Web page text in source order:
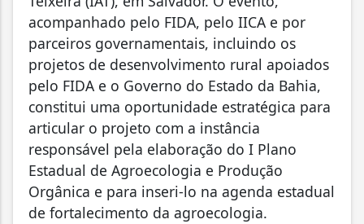
acompanhado pelo FIDA, pelo IICA e por
parceiros governamentais, incluindo os
projetos de desenvolvimento rural apoiados
pelo FIDA e o Governo do Estado da Bahia,
constitui uma oportunidade estratégica para
articular o projeto com a instância
responsável pela elaboração do I Plano
Estadual de Agroecologia e Produção
Orgânica e para inseri-lo na agenda estadual
de fortalecimento da agroecologia.